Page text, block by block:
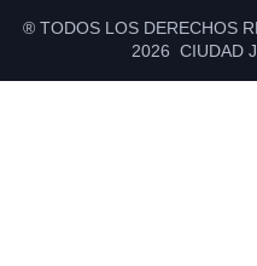
® TODOS LOS DERECHOS
2026 CIUDAD